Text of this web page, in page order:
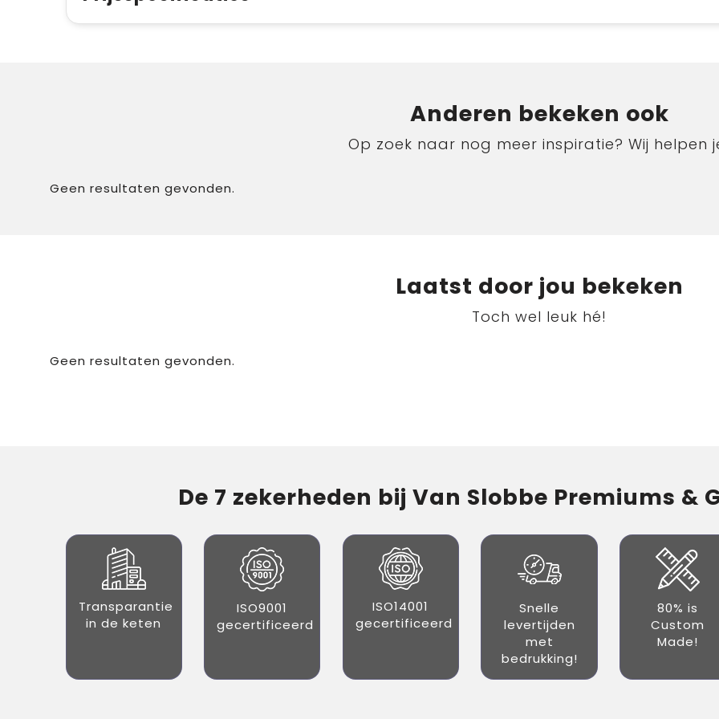
Anderen bekeken ook
Op zoek naar nog meer inspiratie? Wij helpen
Geen resultaten gevonden.
Laatst door jou bekeken
Toch wel leuk hé!
Geen resultaten gevonden.
De 7 zekerheden bij Van Slobbe Premiums &
Transparantie
in de keten
ISO9001
gecertificeerd
ISO14001
gecertificeerd
Snelle
levertijden
met
bedrukking!
80% is
Custom
Made!